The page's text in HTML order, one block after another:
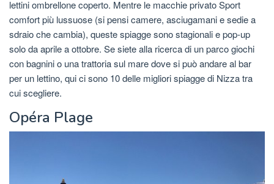
lettini ombrellone coperto. Mentre le macchie privato Sport
comfort più lussuose (si pensi camere, asciugamani e sedie a
sdraio che cambia), queste spiagge sono stagionali e pop-up
solo da aprile a ottobre. Se siete alla ricerca di un parco giochi
con bagnini o una trattoria sul mare dove si può andare al bar
per un lettino, qui ci sono 10 delle migliori spiagge di Nizza tra
cui scegliere.
Opéra Plage